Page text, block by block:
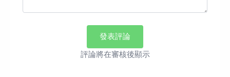
發表評論
評論將在審核後顯示